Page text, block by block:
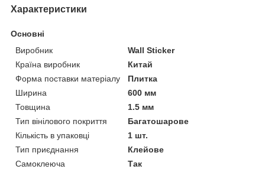
Характеристики
Основні
Виробник
Wall Sticker
Країна виробник
Китай
Форма поставки матеріалу
Плитка
Ширина
600 мм
Товщина
1.5 мм
Тип вінілового покриття
Багатошарове
Кількість в упаковці
1 шт.
Тип приєднання
Клейове
Самоклеюча
Так